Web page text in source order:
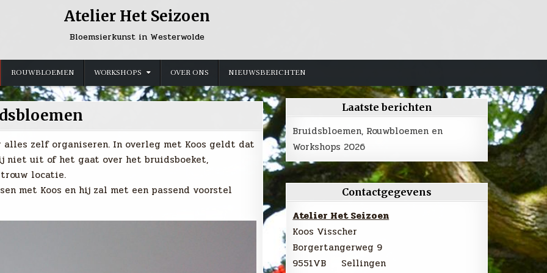
Atelier Het Seizoen
Bloemsierkunst in Westerwolde
ROUWBLOEMEN WORKSHOPS OVER ONS NIEUWSBERICHTEN
zelf organiseren. In overleg met Koos geldt dat
niet uit of het gaat over het bruidsboeket,
locatie.
met Koos en hij zal met een passend voorstel
Laatste berichten
Bruidsbloemen, Rouwbloemen en
Workshops 2026
Contactgegevens
Atelier Het Seizoen
Koos Visscher
Borgertangerweg 9
9551VB Sellingen